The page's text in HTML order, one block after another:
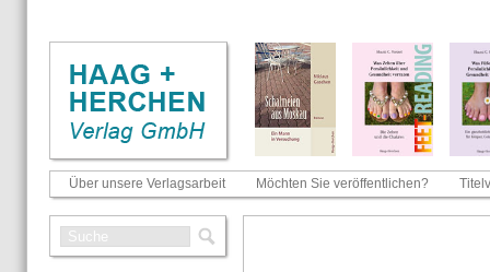
Über unsere Verlagsarbeit Möchten Sie veröffentlichen?